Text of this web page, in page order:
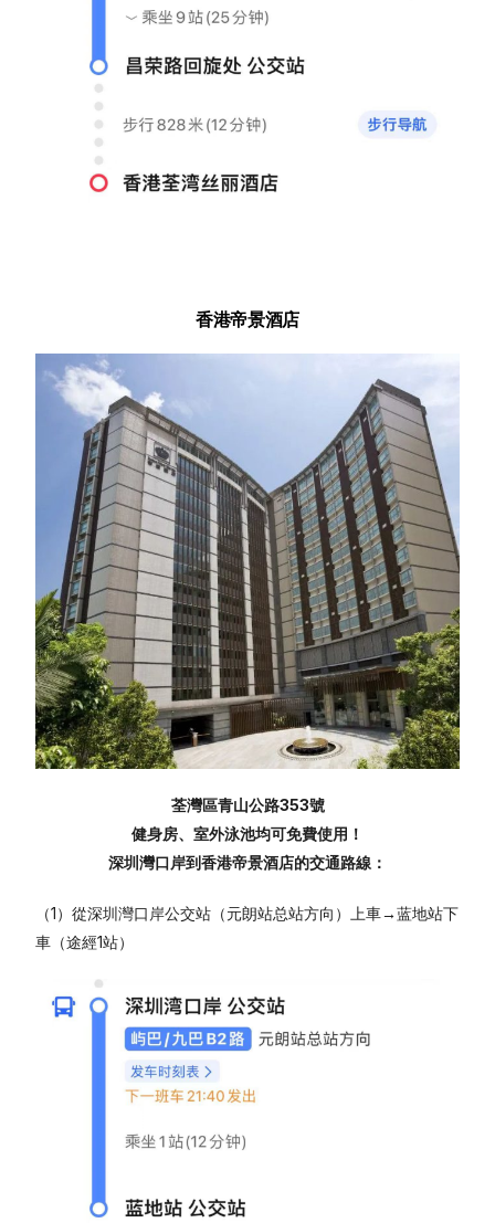
香港帝景酒店
荃灣區青山公路353號
健身房、室外泳池均可免費使用！
深圳灣口岸到香港帝景酒店的交通路線：
（1）從深圳灣口岸公交站（元朗站总站方向）上車→蓝地站下
車（途經1站）